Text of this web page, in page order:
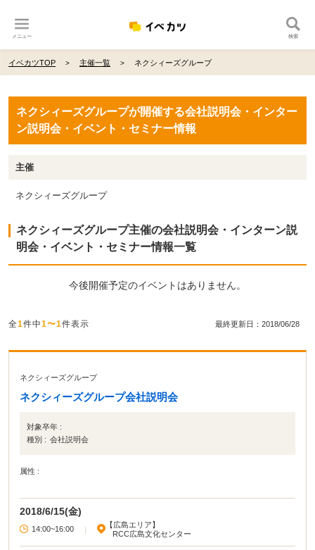
メニュー 検索
イベカツTOP 主催一覧 ネクシィーズグループ
ネクシィーズグループが開催する会社説明会・インター
ン説明会・イベント・セミナー情報
主催
ネクシィーズグループ
ネクシィーズグループ主催の会社説明会・インターン説
明会・イベント・セミナー情報一覧
今後開催予定のイベントはありません。
全1件中1〜1件表示 最終更新日：2018/06/28
ネクシィーズグループ
ネクシィーズグループ会社説明会
対象卒年 :
種別 : 会社説明会
属性 :
2018/6/15(金)
14:00~16:00 |
【広島エリア】
RCC広島文化センター